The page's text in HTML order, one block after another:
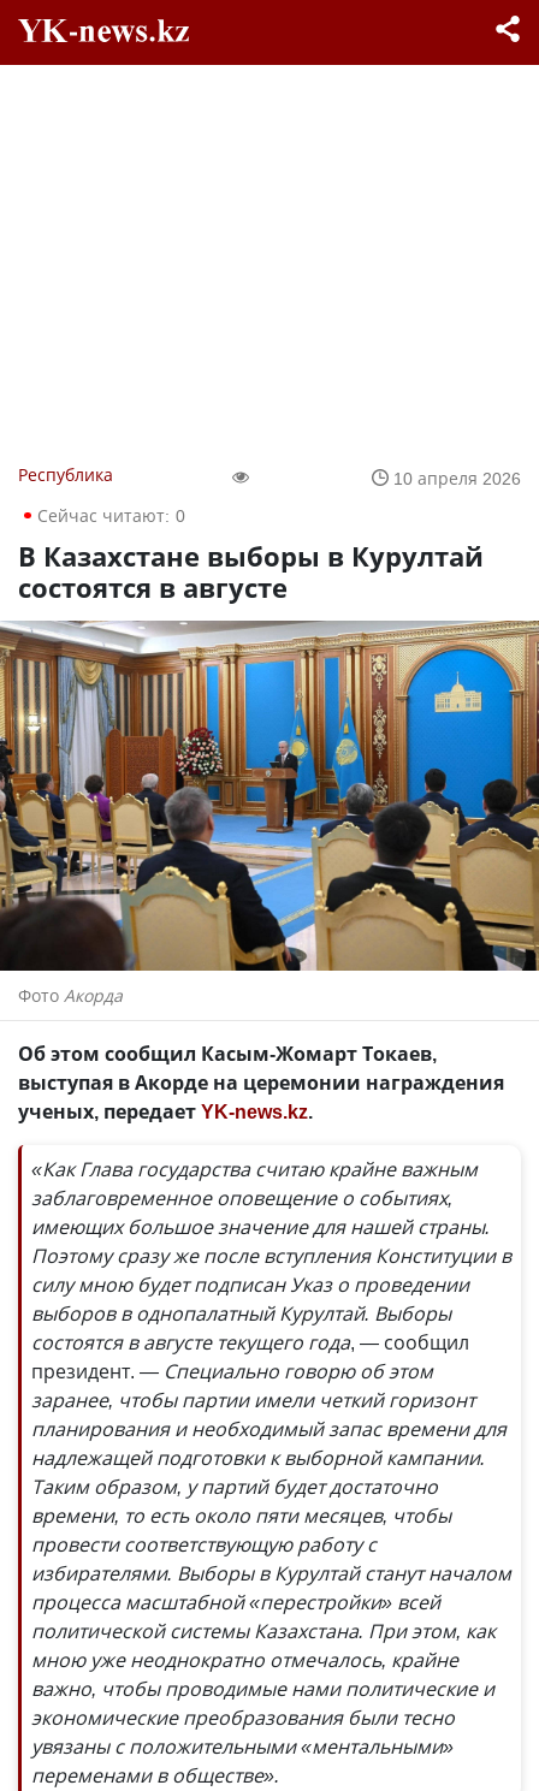
Республика
10 апреля 2026
Сейчас читают: 0
В Казахстане выборы в Курултай
состоятся в августе
Фото Акорда
Об этом сообщил Касым-Жомарт Токаев,
выступая в Акорде на церемонии награждения
ученых, передаетYK-news.kz.
«Как Глава государства считаю крайне важным
заблаговременное оповещение о событиях,
имеющих большое значение для нашей страны.
Поэтому сразу же после вступления Конституции в
силу мною будет подписан Указ о проведении
выборов в однопалатный Курултай. Выборы
состоятся в августе текущего года, — сообщил
президент. — Специально говорю об этом
заранее, чтобы партии имели четкий горизонт
планирования и необходимый запас времени для
надлежащей подготовки к выборной кампании.
Таким образом, у партий будет достаточно
времени, то есть около пяти месяцев, чтобы
провести соответствующую работу с
избирателями. Выборы в Курултай станут началом
процесса масштабной «перестройки» всей
политической системы Казахстана. При этом, как
мною уже неоднократно отмечалось, крайне
важно, чтобы проводимые нами политические и
экономические преобразования были тесно
увязаны с положительными «ментальными»
переменами в обществе».